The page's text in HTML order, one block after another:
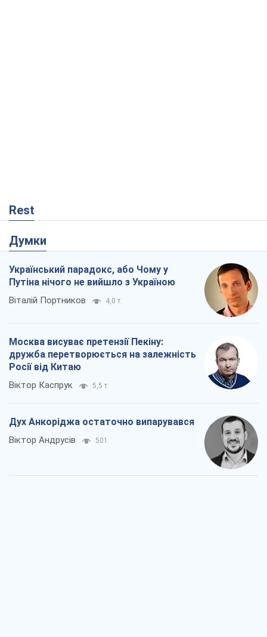
Rest
Думки
Український парадокс, або Чому у
Путіна нічого не вийшло з Україною
Віталій Портников 4,0 т.
Москва висуває претензії Пекіну:
дружба перетворюється на залежність
Росії від Китаю
Віктор Каспрук 5,5 т.
Дух Анкоріджа остаточно випарувався
Віктор Андрусів 501